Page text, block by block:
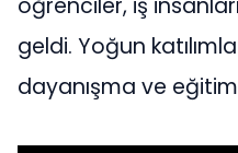
öğrenciler, iş
geldi. Yoğun
dayanışma ve